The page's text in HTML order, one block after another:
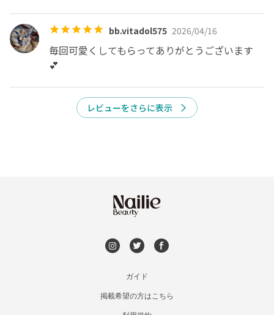
bb.vitadol575 2026/04/16
毎回可愛くしてもらってありがとうございます︎ ︎︎
💕︎
レビューをさらに表示
ガイド
掲載希望の方はこちら